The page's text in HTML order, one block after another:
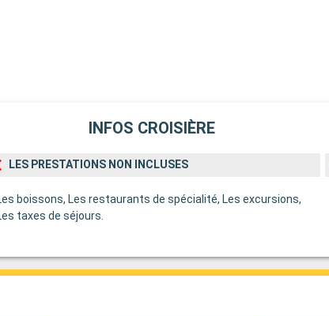
INFOS CROISIÈRE
LES PRESTATIONS NON INCLUSES
boissons, Les restaurants de spécialité, Les excursions,
taxes de séjours.